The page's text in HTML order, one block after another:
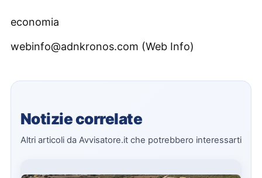
economia
webinfo@adnkronos.com (Web Info)
Notizie correlate
Altri articoli da Avvisatore.it che potrebbero interessarti